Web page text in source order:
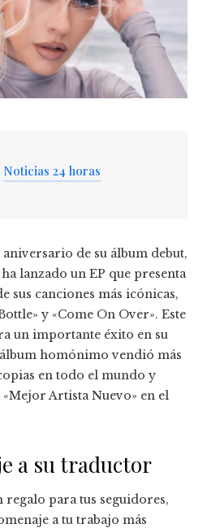
Noticias 24 horas
de su álbum debut,
lanzado un EP que presenta
sus canciones más icónicas,
y «Come On Over». Este
un importante éxito en su
homónimo vendió más
en todo el mundo y
Artista Nuevo» en el
a su traductor
regalo para tus seguidores,
a tu trabajo más